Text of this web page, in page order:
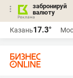
забронируй
валюту
Казань17.3°